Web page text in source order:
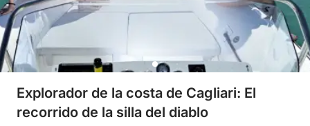
Explorador de la costa de Cagliari: El
recorrido de la silla del diablo